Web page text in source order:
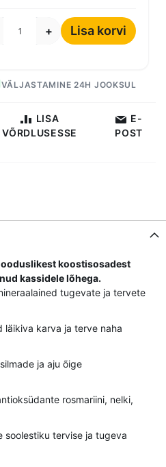
+ Lisa korvi
VÄLJASTAMINE 24H JOOKSUL
LISA
VÕRDLUSESSE
E-
POST
koostisosadest
kassidele lõhega.
tugevate ja tervete
karva ja terve naha
ja aju õige
rosmariini, nelki,
soolestiku tervise ja tugeva